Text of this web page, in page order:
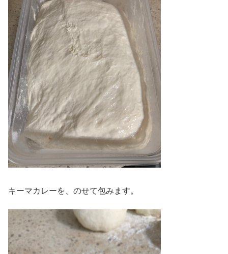
キーマカレーを、のせて包みます。